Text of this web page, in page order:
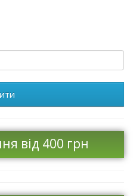
від 400 грн